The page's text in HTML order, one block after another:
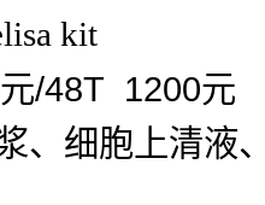
kit
/48T 1200元
、细胞上清液